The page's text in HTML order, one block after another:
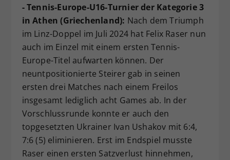
- Tennis-Europe-U16-Turnier der Kategorie 3
in Athen (Griechenland): Nach dem Triumph
im Linz-Doppel im Juli 2024 hat Felix Raser nun
auch im Einzel mit einem ersten Tennis-
Europe-Titel aufwarten können. Der
neuntpositionierte Steirer gab in seinen
ersten drei Matches nach einem Freilos
insgesamt lediglich acht Games ab. In der
Vorschlussrunde konnte er auch den
topgesetzten Ukrainer Ivan Ushakov mit 6:4,
7:6 (5) eliminieren. Erst im Endspiel musste
Raser einen ersten Satzverlust hinnehmen,